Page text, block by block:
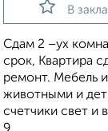
В
Сдам 2 –ух
срок, Квартира
ремонт. Мебель
животными и
счетчики свет и